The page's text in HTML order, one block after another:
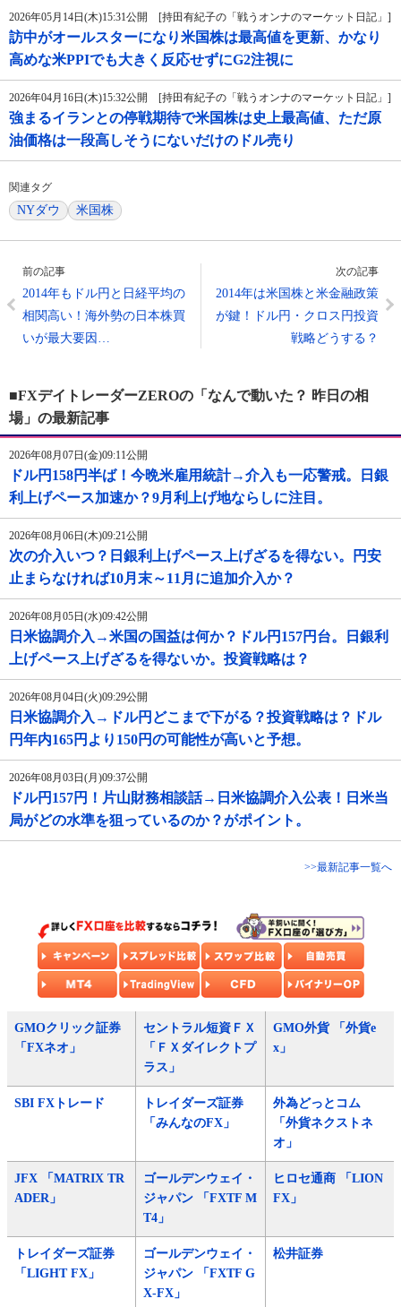
2026年05月14日(木)15:31公開 [持田有紀子の「戦うオンナのマーケット日記」]
訪中がオールスターになり米国株は最高値を更新、かなり
高めな米PPIでも大きく反応せずにG2注視に
2026年04月16日(木)15:32公開 [持田有紀子の「戦うオンナのマーケット日記」]
強まるイランとの停戦期待で米国株は史上最高値、ただ原
油価格は一段高しそうにないだけのドル売り
関連タグ
NYダウ 米国株
前の記事
2014年もドル円と日経平均の
相関高い！海外勢の日本株買
いが最大要因…
次の記事
2014年は米国株と米金融政策
が鍵！ドル円・クロス円投資
戦略どうする？
■FXデイトレーダーZEROの「なんで動いた？ 昨日の相
場」の最新記事
2026年08月07日(金)09:11公開
ドル円158円半ば！今晩米雇用統計→介入も一応警戒。日銀
利上げペース加速か？9月利上げ地ならしに注目。
2026年08月06日(木)09:21公開
次の介入いつ？日銀利上げペース上げざるを得ない。円安
止まらなければ10月末～11月に追加介入か？
2026年08月05日(水)09:42公開
日米協調介入→米国の国益は何か？ドル円157円台。日銀利
上げペース上げざるを得ないか。投資戦略は？
2026年08月04日(火)09:29公開
日米協調介入→ドル円どこまで下がる？投資戦略は？ドル
円年内165円より150円の可能性が高いと予想。
2026年08月03日(月)09:37公開
ドル円157円！片山財務相談話→日米協調介入公表！日米当
局がどの水準を狙っているのか？がポイント。
>>最新記事一覧へ
GMOクリック証券
「FXネオ」
セントラル短資ＦＸ
「ＦＸダイレクトプ
ラス」
GMO外貨 「外貨e
x」
SBI FXトレード
トレイダーズ証券
「みんなのFX」
外為どっとコム
「外貨ネクストネ
オ」
JFX 「MATRIX TR
ADER」
ゴールデンウェイ・
ジャパン 「FXTF M
T4」
ヒロセ通商 「LION
FX」
トレイダーズ証券
「LIGHT FX」
ゴールデンウェイ・
ジャパン 「FXTF G
X-FX」
松井証券